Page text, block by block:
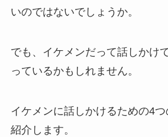
いのではないでしょうか。
でも、イケメンだって話しかけ
っているかもしれません。
イケメンに話しかけるための4
紹介します。